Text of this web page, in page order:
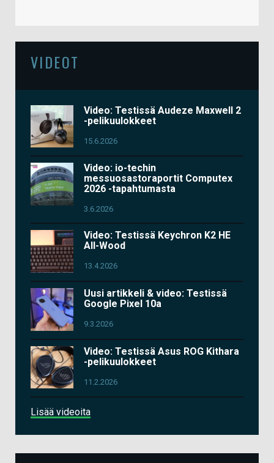
VIDEOT
Video: Testissä Audeze Maxwell 2
-pelikuulokkeet
15.6.2026
Video: io-techin
messuosastoraportit Computex
2026 -tapahtumasta
3.6.2026
Video: Testissä Keychron K2 HE
All-Wood
13.4.2026
Uusi artikkeli & video: Testissä
Google Pixel 10a
9.3.2026
Video: Testissä Asus ROG Kithara
-pelikuulokkeet
11.2.2026
Lisää videoita